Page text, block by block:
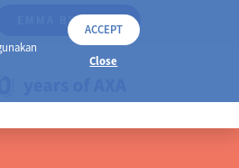
ACCEPT
Close
EMMA BY AXA